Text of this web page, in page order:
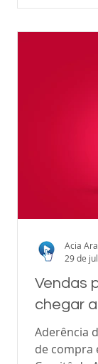
Vendas
chegar a
Aderência
de compra
Acia
29 de